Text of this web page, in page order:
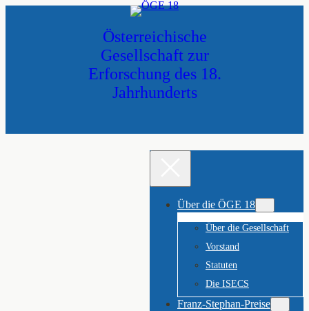
Österreichische
Gesellschaft zur
Erforschung des 18.
Jahrhunderts
Über die ÖGE 18
Über die Gesellschaft
Vorstand
Statuten
Die ISECS
Franz-Stephan-Preise